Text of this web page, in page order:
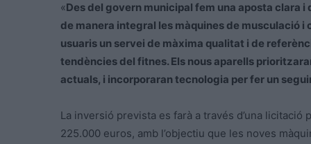
«Des del govern municipal fem una aposta clara i
de manera integral les màquines de musculació
usuaris un servei de màxima qualitat i de
tendències del fitnes. Els nous aparells
actuals, i incorporaran tecnologia per fer un
La inversió prevista es farà a través d’una
225.000 euros, amb l’objectiu que les noves